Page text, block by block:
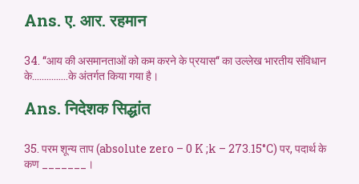
Ans. ए. आर. रहमान
34. ‘‘आय की असमानताओं को कम करने के प्रयास‘‘ का उल्लेख भारतीय संविधान
के……………के अंतर्गत किया गया है।
Ans. निदेशक सिद्धांत
35. परम शून्य ताप (absolute zero – 0 K ;k – 273.15°C) पर, पदार्थ के
कण _______।